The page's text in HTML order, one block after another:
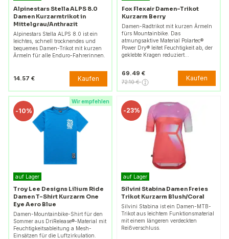
Alpinestars Stella ALPS 8.0
Damen Kurzarmtrikot in
Mittelgrau/Anthrazit
Alpinestars Stella ALPS 8.0 ist ein
leichtes, schnell trocknendes und
bequemes Damen-Trikot mit kurzen
Ärmeln für alle Enduro-Fahrerinnen.
14.57 € Kaufen
Fox Flexair Damen-Trikot
Kurzarm Berry
Damen-Radtrikot mit kurzen Ärmeln
fürs Mountainbike. Das
atmungsaktive Material Polartec®
Power Dry® leitet Feuchtigkeit ab, der
geklebte Kragen reduziert…
69.49 €
72.10 € Kaufen
Wir empfehlen
-10%
auf Lager
Troy Lee Designs Lilium Ride
Damen T-Shirt Kurzarm One
Eye Aero Blue
Damen-Mountainbike-Shirt für den
Sommer aus DriRelease®-Material mit
Feuchtigkeitsableitung a Mesh-
Einsätzen für die Luftzirkulation.
-23%
auf Lager
Silvini Stabina Damen Freies
Trikot Kurzarm Blush/Coral
Silvini Stabina ist ein Damen-MTB-
Trikot aus leichtem Funktionsmaterial
mit einem längeren verdeckten
Reißverschluss.